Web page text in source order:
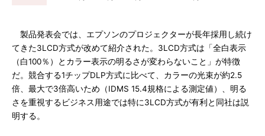
製品発表会では、エプソンのプロジェクターが長年採用し続け
てきた3LCD方式が改めて紹介された。3LCD方式は「全白表示
（白100％）とカラー表示の明るさが変わらないこと」が特徴
だ。競合する1チップDLP方式に比べて、カラーの光束が約2.5
倍、最大で3倍高いため（IDMS 15.4規格による測定値）、明る
さを重視するビジネス用途では特に3LCD方式が有利と同社は説
明する。